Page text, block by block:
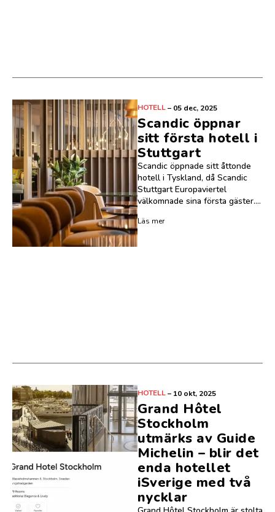
HOTELL– 05 dec, 2025
Scandic öppnar
sitt första hotell i
Stuttgart
Scandic öppnade sitt åttonde
hotell i Tyskland, då Scandic
Stuttgart Europaviertel
välkomnade sina första gäster....
Läs mer
HOTELL– 10 okt, 2025
Grand Hôtel
Stockholm
utmärks av Guide
Michelin – blir det
enda hotellet
iSverige med två
nycklar